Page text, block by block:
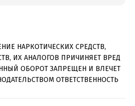
НАРКОТИЧЕСКИХ СРЕДСТВ,
ИХ АНАЛОГОВ ПРИЧИНЯЕТ ВРЕД
ОБОРОТ ЗАПРЕЩЕН И ВЛЕЧЕТ
ОТВЕТСТВЕННОСТЬ